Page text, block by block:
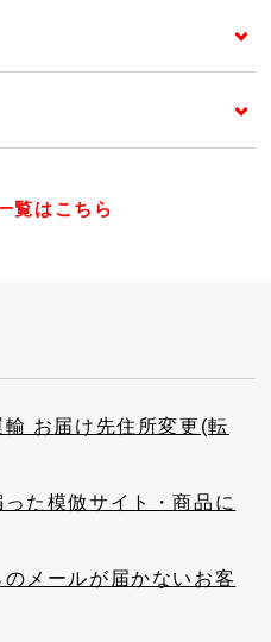
覧はこちら
輸 お届け先住所変更(転
た模倣サイト・商品に
のメールが届かないお客